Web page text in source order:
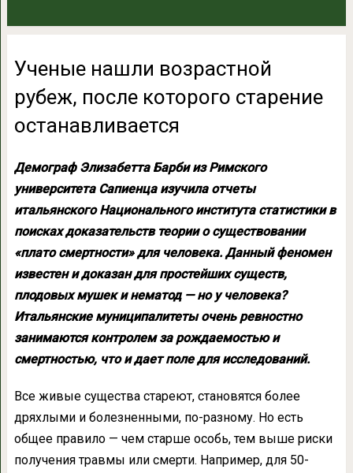
Ученые нашли возрастной
рубеж, после которого старение
останавливается
Демограф Элизабетта Барби из Римского
университета Сапиенца изучила отчеты
итальянского Национального института статистики в
поисках доказательств теории о существовании
«плато смертности» для человека. Данный феномен
известен и доказан для простейших существ,
плодовых мушек и нематод — но у человека?
Итальянские муниципалитеты очень ревностно
занимаются контролем за рождаемостью и
смертностью, что и дает поле для исследований.
Все живые существа стареют, становятся более
дряхлыми и болезненными, по-разному. Но есть
общее правило — чем старше особь, тем выше риски
получения травмы или смерти. Например, для 50-